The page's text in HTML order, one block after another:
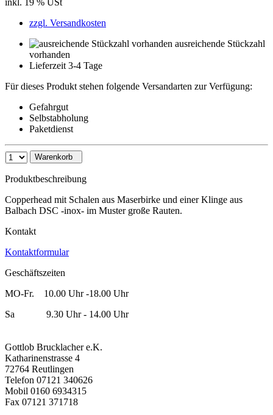
zzgl. Versandkosten
ausreichende Stückzahl
vorhanden
Lieferzeit 3-4 Tage
Für dieses Produkt stehen folgende Versandarten zur Verfügung:
Gefahrgut
Selbstabholung
Paketdienst
Warenkorb
Produktbeschreibung
Copperhead mit Schalen aus Maserbirke und einer Klinge aus
Balbach DSC -inox- im Muster große Rauten.
Kontakt
Kontaktformular
Geschäftszeiten
MO-Fr. 10.00 Uhr -18.00 Uhr
Sa 9.30 Uhr - 14.00 Uhr
Gottlob Brucklacher e.K.
Katharinenstrasse 4
72764 Reutlingen
Telefon 07121 340626
Mobil 0160 6934315
Fax 07121 371718